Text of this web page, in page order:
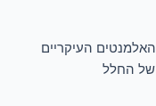
העיקריים
של החלל